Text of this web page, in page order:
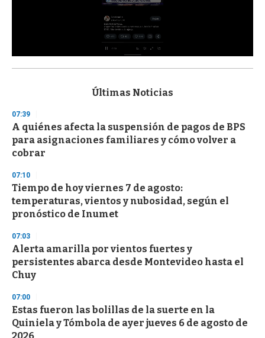
s
d
s
o
f
3
s
e
c
o
n
d
Últimas Noticias
07:39
A quiénes afecta la suspensión de pagos de BPS
para asignaciones familiares y cómo volver a
cobrar
07:10
Tiempo de hoy viernes 7 de agosto:
temperaturas, vientos y nubosidad, según el
pronóstico de Inumet
07:03
Alerta amarilla por vientos fuertes y
persistentes abarca desde Montevideo hasta el
Chuy
07:00
Estas fueron las bolillas de la suerte en la
Quiniela y Tómbola de ayer jueves 6 de agosto de